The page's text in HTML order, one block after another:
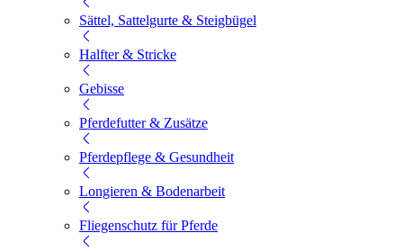
Sättel, Sattelgurte & Steigbügel
Halfter & Stricke
Gebisse
Pferdefutter & Zusätze
Pferdepflege & Gesundheit
Longieren & Bodenarbeit
Fliegenschutz für Pferde